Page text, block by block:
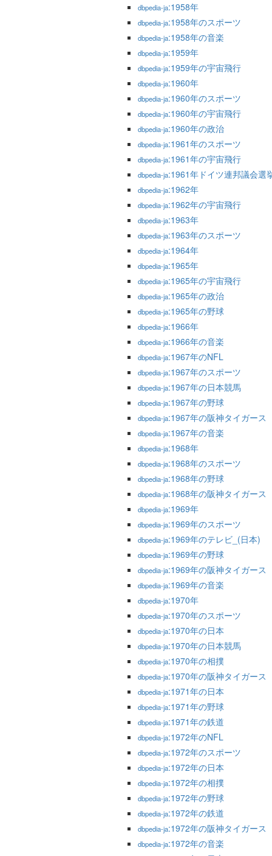
dbpedia-ja:1958年
dbpedia-ja:1958年のスポーツ
dbpedia-ja:1958年の音楽
dbpedia-ja:1959年
dbpedia-ja:1959年の宇宙飛行
dbpedia-ja:1960年
dbpedia-ja:1960年のスポーツ
dbpedia-ja:1960年の宇宙飛行
dbpedia-ja:1960年の政治
dbpedia-ja:1961年のスポーツ
dbpedia-ja:1961年の宇宙飛行
dbpedia-ja:1961年ドイツ連邦議会選
dbpedia-ja:1962年
dbpedia-ja:1962年の宇宙飛行
dbpedia-ja:1963年
dbpedia-ja:1963年のスポーツ
dbpedia-ja:1964年
dbpedia-ja:1965年
dbpedia-ja:1965年の宇宙飛行
dbpedia-ja:1965年の政治
dbpedia-ja:1965年の野球
dbpedia-ja:1966年
dbpedia-ja:1966年の音楽
dbpedia-ja:1967年のNFL
dbpedia-ja:1967年のスポーツ
dbpedia-ja:1967年の日本競馬
dbpedia-ja:1967年の野球
dbpedia-ja:1967年の阪神タイガース
dbpedia-ja:1967年の音楽
dbpedia-ja:1968年
dbpedia-ja:1968年のスポーツ
dbpedia-ja:1968年の野球
dbpedia-ja:1968年の阪神タイガース
dbpedia-ja:1969年
dbpedia-ja:1969年のスポーツ
dbpedia-ja:1969年のテレビ_(日本)
dbpedia-ja:1969年の野球
dbpedia-ja:1969年の阪神タイガース
dbpedia-ja:1969年の音楽
dbpedia-ja:1970年
dbpedia-ja:1970年のスポーツ
dbpedia-ja:1970年の日本
dbpedia-ja:1970年の日本競馬
dbpedia-ja:1970年の相撲
dbpedia-ja:1970年の阪神タイガース
dbpedia-ja:1971年の日本
dbpedia-ja:1971年の野球
dbpedia-ja:1971年の鉄道
dbpedia-ja:1972年のNFL
dbpedia-ja:1972年のスポーツ
dbpedia-ja:1972年の日本
dbpedia-ja:1972年の相撲
dbpedia-ja:1972年の野球
dbpedia-ja:1972年の鉄道
dbpedia-ja:1972年の阪神タイガース
dbpedia-ja:1972年の音楽